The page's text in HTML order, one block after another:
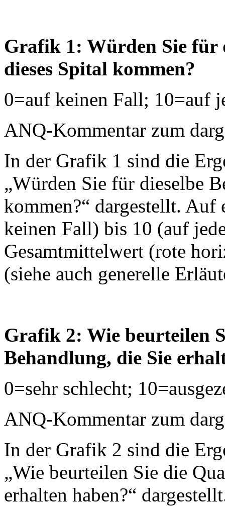
Grafik 1: Würden Sie für
dieses Spital kommen?
0=auf keinen Fall; 10=auf
ANQ-Kommentar zum
In der Grafik 1 sind die
„Würden Sie für dieselbe
kommen?“ dargestellt. Auf
keinen Fall) bis 10 (auf
Gesamtmittelwert (rote
(siehe auch generelle
Grafik 2: Wie beurteilen
Behandlung, die Sie
0=sehr schlecht;
ANQ-Kommentar zum
In der Grafik 2 sind die
„Wie beurteilen Sie die
erhalten haben?“